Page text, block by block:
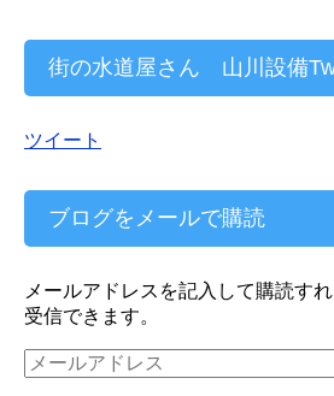
街の水道屋さん 山川設備
ツイート
ブログをメールで購読
メールアドレスを記入して購読す
受信できます。
メ
ー